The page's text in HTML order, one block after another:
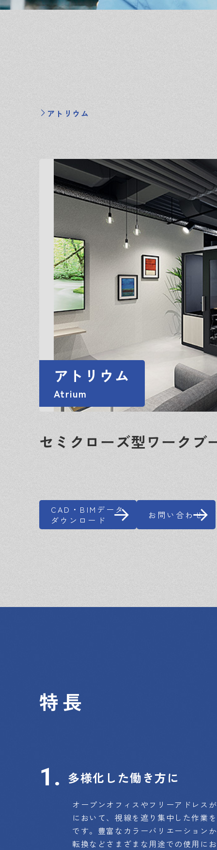
アトリウム
アトリウム
Atrium
セミクローズ型ワークブ
CAD・BIMデータ
ダウンロード
お問い合わせ
特長
多様化した働き方に
オープンオフィスやフリーアドレス
において、視線を遮り集中した作業
です。豊富なカラーバリエーション
転換などさまざまな用途での使用に